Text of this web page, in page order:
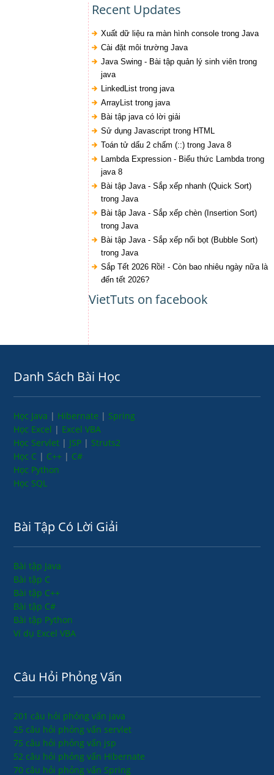
Recent Updates
Xuất dữ liệu ra màn hình console trong Java
Cài đặt môi trường Java
Java Swing - Bài tập quản lý sinh viên trong
java
LinkedList trong java
ArrayList trong java
Bài tập java có lời giải
Sử dụng Javascript trong HTML
Toán tử dấu 2 chấm (::) trong Java 8
Lambda Expression - Biểu thức Lambda trong
java 8
Bài tập Java - Sắp xếp nhanh (Quick Sort)
trong Java
Bài tập Java - Sắp xếp chèn (Insertion Sort)
trong Java
Bài tập Java - Sắp xếp nổi bọt (Bubble Sort)
trong Java
Sắp Tết 2026 Rồi! - Còn bao nhiêu ngày nữa là
đến tết 2026?
VietTuts on facebook
Danh Sách Bài Học
Học Java | Hibernate | Spring
Học Excel | Excel VBA
Học Servlet | JSP | Struts2
Học C | C++ | C#
Học Python
Học SQL
Bài Tập Có Lời Giải
Bài tập Java
Bài tập C
Bài tập C++
Bài tập C#
Bài tập Python
Ví dụ Excel VBA
Câu Hỏi Phỏng Vấn
201 câu hỏi phỏng vấn java
25 câu hỏi phỏng vấn servlet
75 câu hỏi phỏng vấn jsp
52 câu hỏi phỏng vấn Hibernate
70 câu hỏi phỏng vấn Spring